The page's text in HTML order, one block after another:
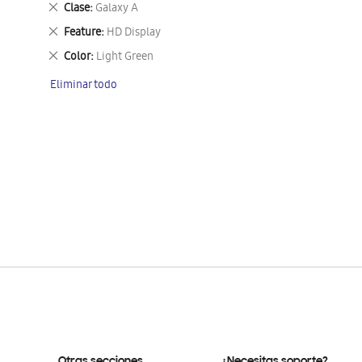
Clase Galaxy A
Eliminar
este
artículo
Feature HD Display
Eliminar
este
artículo
Color Light Green
Eliminar
artículo
Eliminar todo